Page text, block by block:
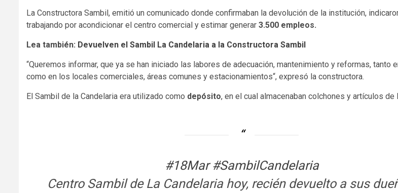
La Constructora Sambil, emitió un comunicado donde confirmaban la devolución de la institución,
trabajando por acondicionar el centro comercial y estimar generar 3.500 empleos.
Lea también: Devuelven el Sambil La Candelaria a la Constructora Sambil
“Queremos informar, que ya se han iniciado las labores de adecuación, mantenimiento y reformas, tanto
como en los locales comerciales, áreas comunes y estacionamientos“, expresó la constructora.
El Sambil de la Candelaria era utilizado como depósito, en el cual almacenaban colchones y artículos de
#18Mar #SambilCandelaria
Centro Sambil de La Candelaria hoy, recién devuelto a sus